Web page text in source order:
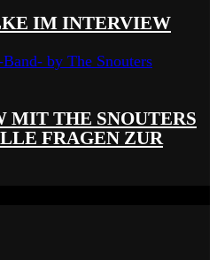
IM INTERVIEW
MIT THE SNOUTERS
FRAGEN ZUR